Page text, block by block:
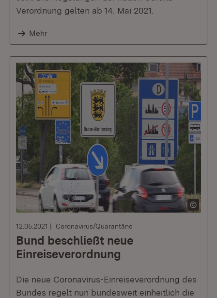
Verordnung gelten ab 14. Mai 2021.
Mehr
12.05.2021 Coronavirus/Quarantäne
Bund beschließt neue
Einreiseverordnung
Die neue Coronavirus-Einreiseverordnung des
Bundes regelt nun bundesweit einheitlich die